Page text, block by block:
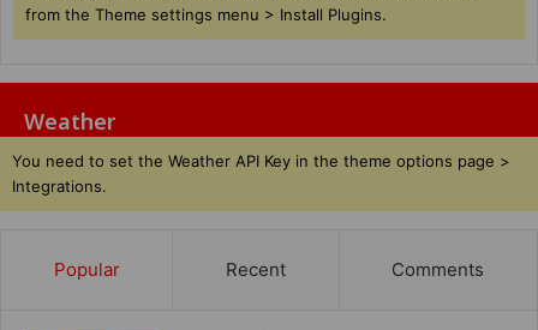
from the Theme settings menu > Install Plugins.
Weather
You need to set the Weather API Key in the theme options page >
Integrations.
Popular Recent Comments